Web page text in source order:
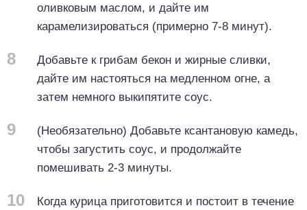
оливковым маслом, и дайте им
карамелизироваться (примерно 7-8 минут).
8
Добавьте к грибам бекон и жирные сливки,
дайте им настояться на медленном огне, а
затем немного выкипятите соус.
9
(Необязательно) Добавьте ксантановую камедь,
чтобы загустить соус, и продолжайте
помешивать 2-3 минуты.
10
Когда курица приготовится и постоит в течение